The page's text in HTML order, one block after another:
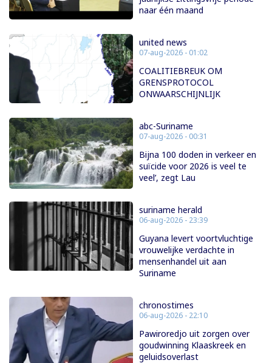
naar één maand
united news
07-aug-2026 - 01:02
COALITIEBREUK OM
GRENSPROTOCOL
ONWAARSCHIJNLIJK
abc-Suriname
07-aug-2026 - 00:31
Bijna 100 doden in verkeer en
suïcide voor 2026 is veel te
veel’, zegt Lau
suriname herald
06-aug-2026 - 23:39
Guyana levert voortvluchtige
vrouwelijke verdachte in
mensenhandel uit aan
Suriname
chronostimes
06-aug-2026 - 22:10
Pawiroredjo uit zorgen over
goudwinning Klaaskreek en
geluidsoverlast